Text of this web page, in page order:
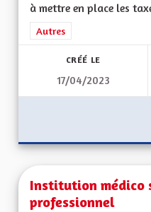
à mettre en place les
Filtrer les résultats de la
Autres
CRÉÉ LE
17/04/2023
Institution médico
professionnel